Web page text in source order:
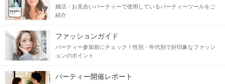
婚活・お見合いパーティーで使用しているパーティーツールをご
紹介
ファッションガイド
パーティー参加前にチェック！性別・年代別で好印象なファッシ
ョンのポイント
パーティー開催レポート